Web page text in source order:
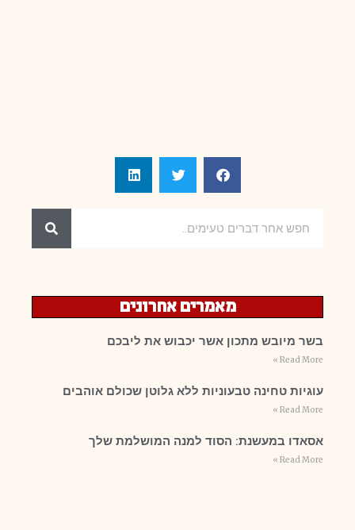
מאמרים אחרונים
בשר מיובש מתכון אשר יכבוש את ליבכם
Read More »
עוגיות טחינה טבעוניות ללא גלוטן שכולם אוהבים
Read More »
אסאדו במעשנת: הסוד למנה המושלמת שלך
Read More »